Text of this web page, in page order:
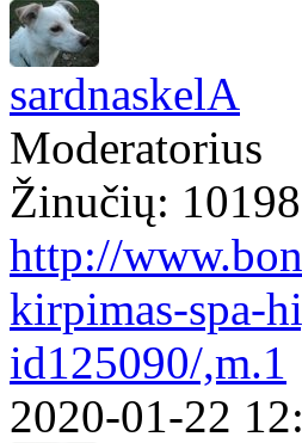
sardnaskelA
Moderatorius
Žinučių: 10198
http://
kirpimas-spa-
id125090/,m.1
2020-01-22